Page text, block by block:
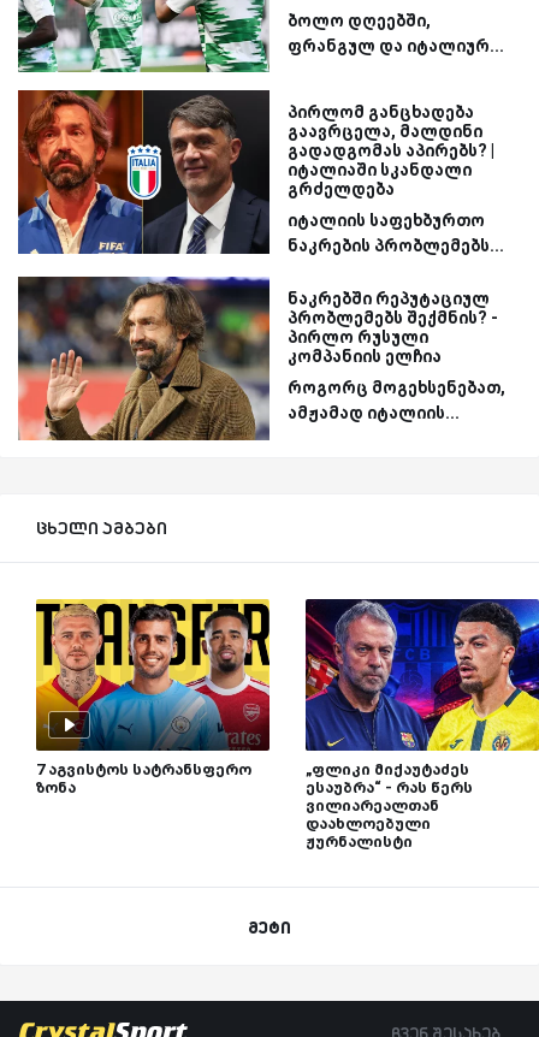
ბოლო დღეებში,
ფრანგულ და იტალიურ...
პირლომ განცხადება
გაავრცელა, მალდინი
გადადგომას აპირებს? |
იტალიაში სკანდალი
გრძელდება
იტალიის საფეხბურთო
ნაკრების პრობლემებს...
ნაკრებში რეპუტაციულ
პრობლემებს შექმნის? -
პირლო რუსული
კომპანიის ელჩია
როგორც მოგეხსენებათ,
ამჟამად იტალიის...
ცხელი ამბები
7 აგვისტოს სატრანსფერო
ზონა
„ფლიკი მიქაუტაძეს
ესაუბრა“ - რას წერს
ვილიარეალთან
დაახლოებული
ჟურნალისტი
მეტი